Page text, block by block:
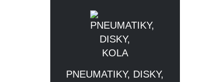
PNEUMATIKY, DISKY,